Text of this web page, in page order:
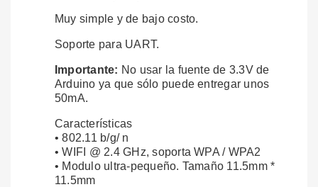
Muy simple y de bajo costo.
Soporte para UART.
Importante: No usar la fuente de 3.3V de
Arduino ya que sólo puede entregar unos
50mA.
Características
• 802.11 b/g/ n
• WIFI @ 2.4 GHz, soporta WPA / WPA2
• Modulo ultra-pequeño. Tamaño 11.5mm *
11.5mm